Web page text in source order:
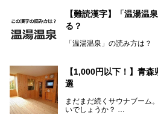
ですが、実はあいのり温泉
つ。その魅力を徹底解説し
の山並みを眺めながら温泉
当地グルメを味わうひとと
今回は、青森県でおすすめ
ください。
【難読漢字】「温湯温
る？
「温湯温泉」の読み方は？
か？
【1,000円以下！】青
選
まだまだ続くサウナブーム
いでしょうか？